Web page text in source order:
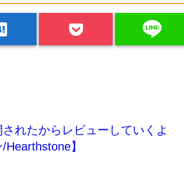
line
れたからレビューしていくよ
】